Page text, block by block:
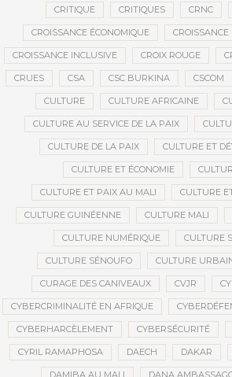
CRITIQUE CRITIQUES CRNC
CROISSANCE ÉCONOMIQUE
CROISSANCE INCLUSIVE CROIX ROUGE
CRUES CSA CSC BURKINA CSCOM
CULTURE CULTURE AFRICAINE
CULTURE AU SERVICE DE LA PAIX
CULTURE DE LA PAIX CULTURE ET
CULTURE ET ÉCONOMIE
CULTURE ET PAIX AU MALI CULTURE
CULTURE GUINÉENNE CULTURE MALI
CULTURE NUMÉRIQUE CULTURE
CULTURE SÉNOUFO CULTURE
CURAGE DES CANIVEAUX CVJR
CYBERCRIMINALITÉ EN AFRIQUE
CYBERHARCÈLEMENT CYBERSÉCURITÉ
CYRIL RAMAPHOSA DAECH DAKAR
DAMIBA AU MALI DANA